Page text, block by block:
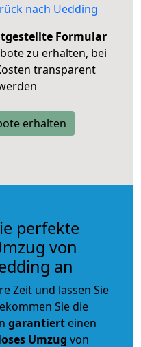
nach Uedding
Formular
zu erhalten, bei
transparent
erhalten
perfekte
von
an
Zeit und lassen Sie
Sie die
garantiert einen
Umzug von